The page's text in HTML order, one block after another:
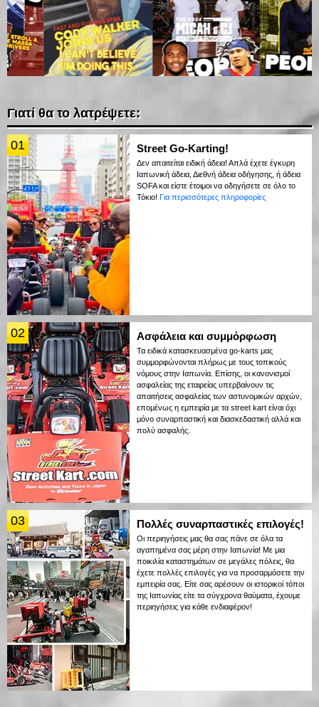
Γιατί θα το λατρέψετε:
01 Street Go-Karting!
Δεν απαιτείται ειδική άδεια! Απλά έχετε έγκυρη
Ιαπωνική άδεια, Διεθνή άδεια οδήγησης, ή άδεια
SOFA και είστε έτοιμοι να οδηγήσετε σε όλο το
Τόκιο! Για περισσότερες πληροφορίες
02 Ασφάλεια και συμμόρφωση
Τα ειδικά κατασκευασμένα go-karts μας
συμμορφώνονται πλήρως με τους τοπικούς
νόμους στην Ιαπωνία. Επίσης, οι κανονισμοί
ασφαλείας της εταιρείας υπερβαίνουν τις
απαιτήσεις ασφαλείας των αστυνομικών αρχών,
επομένως η εμπειρία με τα street kart είναι όχι
μόνο συναρπαστική και διασκεδαστική αλλά και
πολύ ασφαλής.
03 Πολλές συναρπαστικές επιλογές!
Οι περιηγήσεις μας θα σας πάνε σε όλα τα
αγαπημένα σας μέρη στην Ιαπωνία! Με μια
ποικιλία καταστημάτων σε μεγάλες πόλεις, θα
έχετε πολλές επιλογές για να προσαρμόσετε την
εμπειρία σας. Είτε σας αρέσουν οι ιστορικοί τόποι
της Ιαπωνίας είτε τα σύγχρονα θαύματα, έχουμε
περιηγήσεις για κάθε ενδιαφέρον!